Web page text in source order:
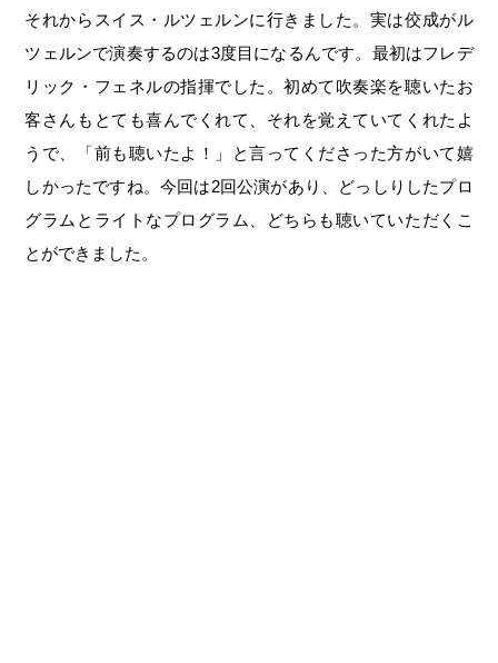
それからスイス・ルツェルンに行きました。実は佼成がル
ツェルンで演奏するのは3度目になるんです。最初はフレデ
リック・フェネルの指揮でした。初めて吹奏楽を聴いたお
客さんもとても喜んでくれて、それを覚えていてくれたよ
うで、「前も聴いたよ！」と言ってくださった方がいて嬉
しかったですね。今回は2回公演があり、どっしりしたプロ
グラムとライトなプログラム、どちらも聴いていただくこ
とができました。